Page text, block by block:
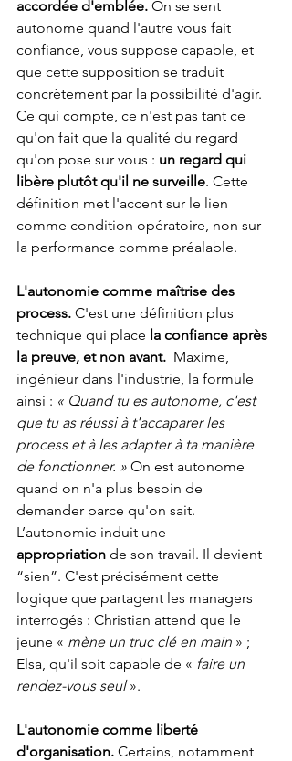
accordée d'emblée. On se sent
autonome quand l'autre vous fait
confiance, vous suppose capable, et
que cette supposition se traduit
concrètement par la possibilité d'agir.
Ce qui compte, ce n'est pas tant ce
qu'on fait que la qualité du regard
qu'on pose sur vous : un regard qui
libère plutôt qu'il ne surveille. Cette
définition met l'accent sur le lien
comme condition opératoire, non sur
la performance comme préalable.
L'autonomie comme maîtrise des
process. C'est une définition plus
technique qui place la confiance après
la preuve, et non avant. Maxime,
ingénieur dans l'industrie, la formule
ainsi : « Quand tu es autonome, c'est
que tu as réussi à t'accaparer les
process et à les adapter à ta manière
de fonctionner. » On est autonome
quand on n'a plus besoin de
demander parce qu'on sait.
L’autonomie induit une
appropriation de son travail. Il devient
“sien”. C'est précisément cette
logique que partagent les managers
interrogés : Christian attend que le
jeune « mène un truc clé en main » ;
Elsa, qu'il soit capable de « faire un
rendez-vous seul ».
L'autonomie comme liberté
d'organisation. Certains, notamment